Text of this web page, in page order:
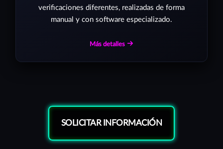
verificaciones diferentes, realizadas de forma
manual y con software especializado.
Más detalles
SOLICITAR INFORMACIÓN